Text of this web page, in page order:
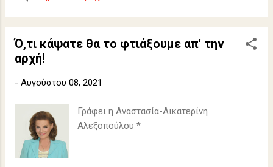
Ό,τι κάψατε θα το φτιάξουμε απ' την
αρχή!
- Αυγούστου 08, 2021
Γράφει η Αναστασία-Αικατερίνη
Αλεξοπούλου *